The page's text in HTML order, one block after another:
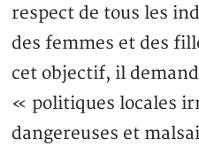
respect de tous les
des femmes et des
cet objectif, il
« politiques locales
dangereuses et